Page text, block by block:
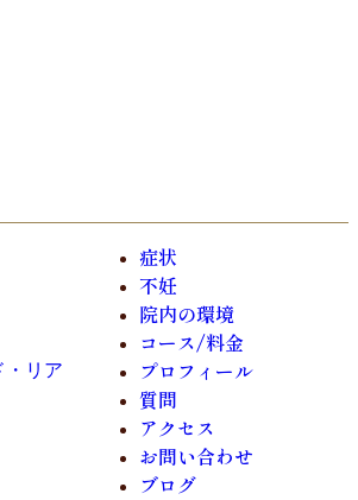
症状
不妊
院内の環境
コース/料金
プロフィール
質問
アクセス
お問い合わせ
ブログ